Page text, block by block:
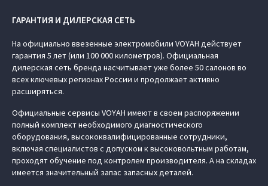
ГАРАНТИЯ И ДИЛЕРСКАЯ СЕТЬ
На официально ввезенные электромобили VOYAH действует
гарантия 5 лет (или 100 000 километров). Официальная
дилерская сеть бренда насчитывает уже более 50 салонов во
всех ключевых регионах России и продолжает активно
расширяться.
Официальные сервисы VOYAH имеют в своем распоряжении
полный комплект необходимого диагностического
оборудования, высококвалифицированные сотрудники,
включая специалистов с допуском к высоковольтным работам,
проходят обучение под контролем производителя. А на складах
имеется значительный запас запасных деталей.